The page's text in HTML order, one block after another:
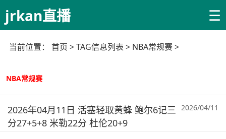
jrkan直播 ☰
当前位置： 首页 > TAG信息列表 > NBA常规赛 >
NBA常规赛
2026年04月11日 活塞轻取黄蜂 鲍尔6记三
分27+5+8 米勒22分 杜伦20+9
2026/04/11